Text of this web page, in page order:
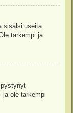
sisälsi useita
tarkempi ja
pystynyt
ja ole tarkempi